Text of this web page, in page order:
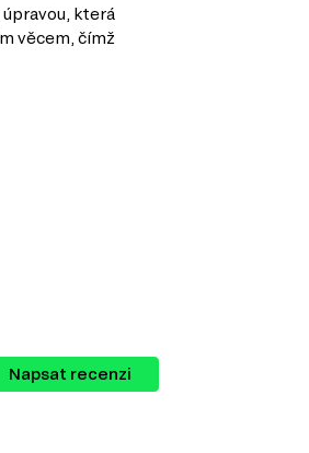
která
věcem, čímž
Napsat recenzi